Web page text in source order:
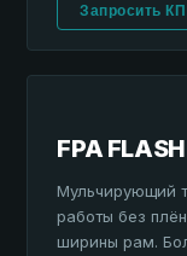
Запросить КП
FPA FLASH
Мульчирующий
работы без
ширины рам.